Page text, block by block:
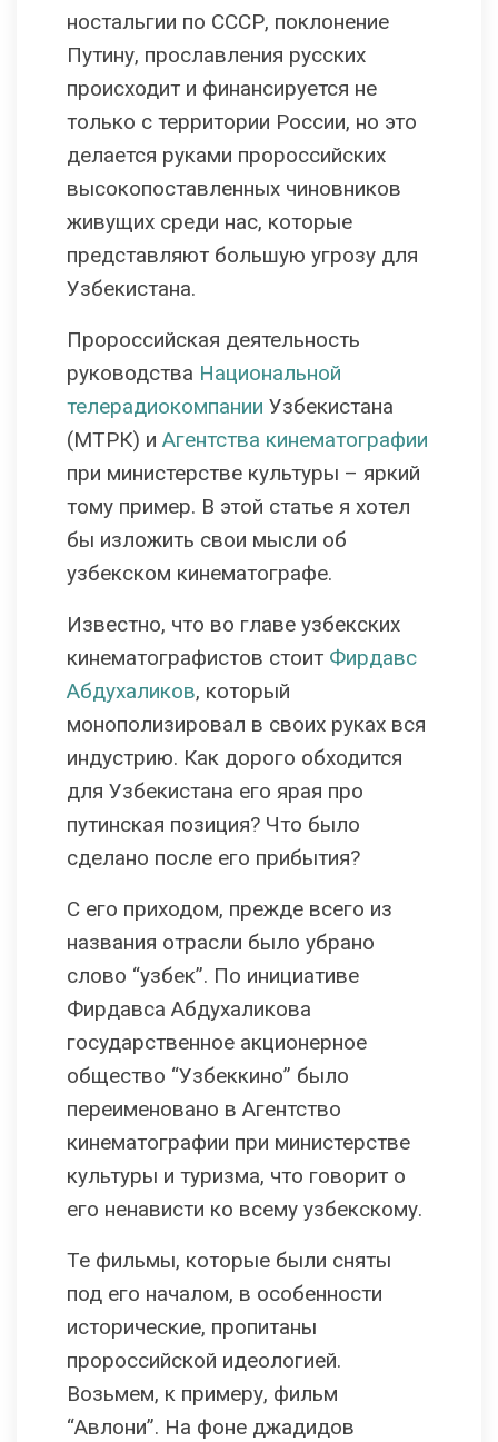
ностальгии по СССР, поклонение
Путину, прославления русских
происходит и финансируется не
только с территории России, но это
делается руками пророссийских
высокопоставленных чиновников
живущих среди нас, которые
представляют большую угрозу для
Узбекистана.
Пророссийская деятельность
руководства Национальной
телерадиокомпании Узбекистана
(МТРК) и Агентства кинематографии
при министерстве культуры – яркий
тому пример. В этой статье я хотел
бы изложить свои мысли об
узбекском кинематографе.
Известно, что во главе узбекских
кинематографистов стоит Фирдавс
Абдухаликов, который
монополизировал в своих руках вся
индустрию. Как дорого обходится
для Узбекистана его ярая про
путинская позиция? Что было
сделано после его прибытия?
С его приходом, прежде всего из
названия отрасли было убрано
слово “узбек”. По инициативе
Фирдавса Абдухаликова
государственное акционерное
общество “Узбеккино” было
переименовано в Агентство
кинематографии при министерстве
культуры и туризма, что говорит о
его ненависти ко всему узбекскому.
Те фильмы, которые были сняты
под его началом, в особенности
исторические, пропитаны
пророссийской идеологией.
Возьмем, к примеру, фильм
“Авлони”. На фоне джадидов